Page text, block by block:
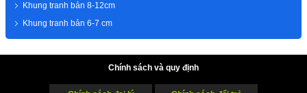
Khung tranh bản 8-12cm
Khung tranh bản 6-7 cm
Chính sách và quy định